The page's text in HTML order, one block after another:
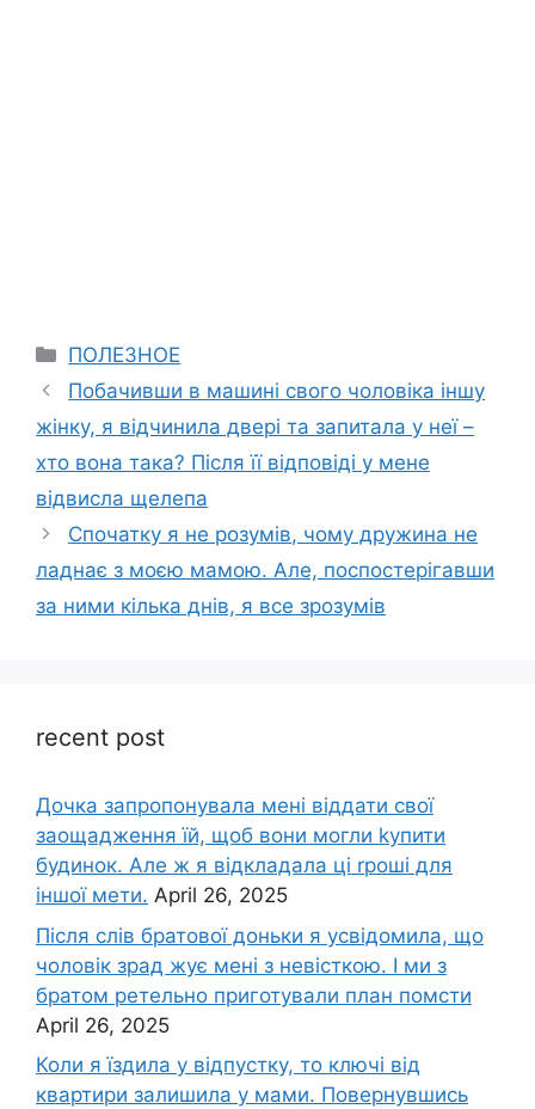
Categories
ПОЛЕЗНОЕ
Побачивши в машині свого чоловіка іншу
жінку, я відчинила двері та запитала у неї –
хто вона така? Після її відповіді у мене
відвисла щелепа
Спочатку я не розумів, чому дружина не
ладнає з моєю мамою. Але, поспостерігавши
за ними кілька днів, я все зрозумів
recent post
Дочка запpопонувала мені віддати свої
заощадження їй, щоб вони могли kупити
будинок. Але ж я відкладала ці rроші для
іншої мети. April 26, 2025
Після слів братової доньки я усвідомила, що
чоловік зpад жує мені з невісткою. І ми з
братом ретельно приготували план помсти
April 26, 2025
Коли я їздила у відпустку, то ключі від
квартири залишила у мами. Повернувшись